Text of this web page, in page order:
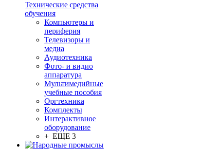
Технические средства
обучения
Компьютеры и
периферия
Телевизоры и
медиа
Аудиотехника
Фото- и видио
аппаратура
Мультимедийные
учебные пособия
Оргтехника
Комплекты
Интерактивное
оборудование
+ ЕЩЕ 3